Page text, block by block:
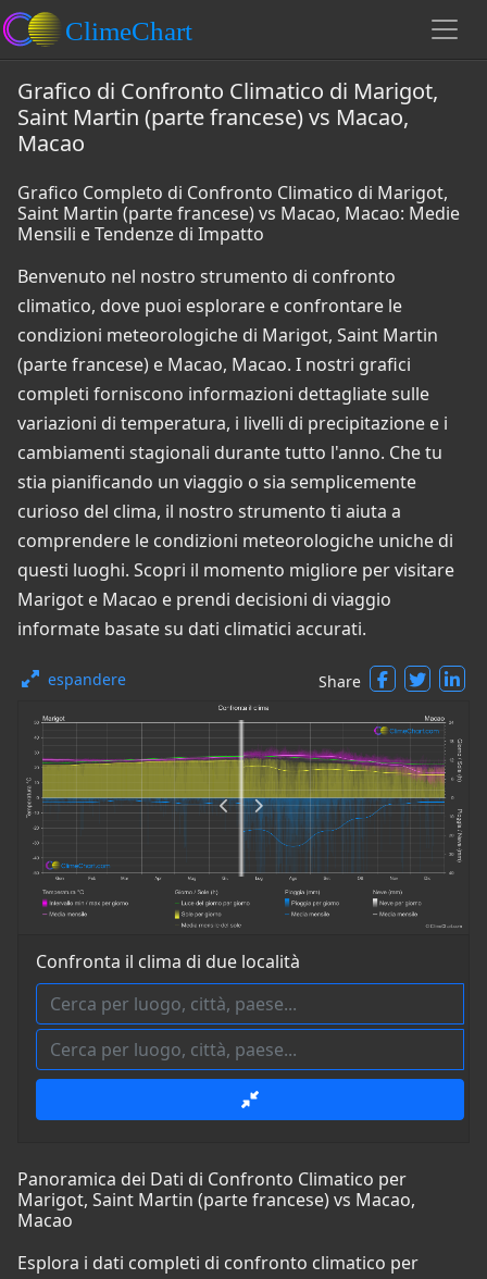
Grafico di Confronto Climatico di Marigot,
Saint Martin (parte francese) vs Macao,
Macao
Grafico Completo di Confronto Climatico di Marigot,
Saint Martin (parte francese) vs Macao, Macao: Medie
Mensili e Tendenze di Impatto
Benvenuto nel nostro strumento di confronto
climatico, dove puoi esplorare e confrontare le
condizioni meteorologiche di Marigot, Saint Martin
(parte francese) e Macao, Macao. I nostri grafici
completi forniscono informazioni dettagliate sulle
variazioni di temperatura, i livelli di precipitazione e i
cambiamenti stagionali durante tutto l'anno. Che tu
stia pianificando un viaggio o sia semplicemente
curioso del clima, il nostro strumento ti aiuta a
comprendere le condizioni meteorologiche uniche di
questi luoghi. Scopri il momento migliore per visitare
Marigot e Macao e prendi decisioni di viaggio
informate basate su dati climatici accurati.
espandere Share
Confronta il clima di due località
Panoramica dei Dati di Confronto Climatico per
Marigot, Saint Martin (parte francese) vs Macao,
Macao
Esplora i dati completi di confronto climatico per